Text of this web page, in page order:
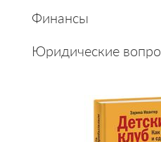
Финансы
Юридические